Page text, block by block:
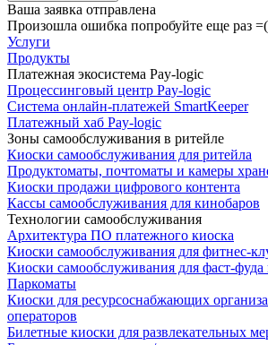
Ваша заявка отправлена
Произошла ошибка попробуйте еще раз =(
Услуги
Продукты
Платежная экосистема Pay‑logic
Процессинговый центр Pay‑logic
Система онлайн‑платежей SmartKeeper
Платежный хаб Pay‑logic
Зоны самообслуживания в ритейле
Киоски самообслуживания для ритейла
Продуктоматы, почтоматы и камеры
Киоски продажи цифрового контента
Кассы самообслуживания для кинобаров
Технологии самообслуживания
Архитектура ПО платежного киоска
Киоски самообслуживания для фитнес-
Киоски самообслуживания для фаст-фуда
Паркоматы
Киоски для ресурсоснабжающих
операторов
Билетные киоски для развлекательных